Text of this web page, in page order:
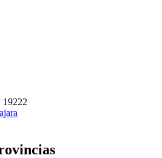
19222